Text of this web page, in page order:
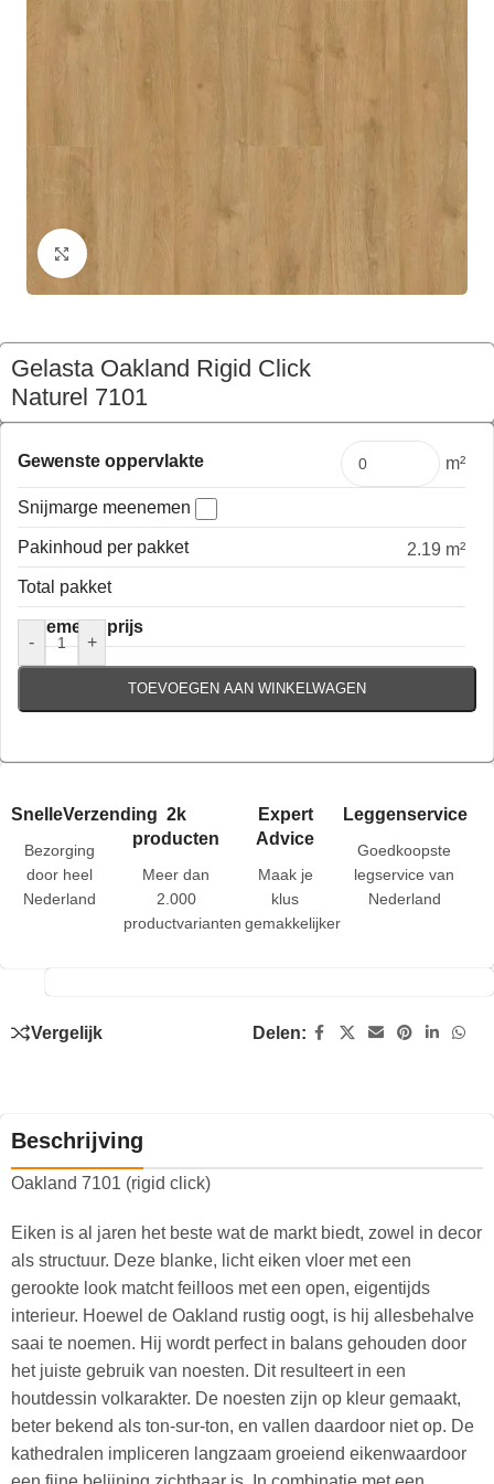
Klik om te vergroten
Gelasta Oakland Rigid Click
Naturel 7101
€112,59 Pakket
Gewenste oppervlakte m²
Snijmarge meenemen
Pakinhoud per pakket
2.19 m²
Total pakket
Algemene prijs
-
+
TOEVOEGEN AAN WINKELWAGEN
SnelleVerzending
Bezorging
door heel
Nederland
2k
producten
Meer dan
2.000
productvarianten
Expert
Advice
Maak je
klus
gemakkelijker
Leggenservice
Goedkoopste
legservice van
Nederland
Vergelijk Delen:
Beschrijving
Oakland 7101 (rigid click)
Eiken is al jaren het beste wat de markt biedt, zowel in decor
als structuur. Deze blanke, licht eiken vloer met een
gerookte look matcht feilloos met een open, eigentijds
interieur. Hoewel de Oakland rustig oogt, is hij allesbehalve
saai te noemen. Hij wordt perfect in balans gehouden door
het juiste gebruik van noesten. Dit resulteert in een
houtdessin volkarakter. De noesten zijn op kleur gemaakt,
beter bekend als ton-sur-ton, en vallen daardoor niet op. De
kathedralen impliceren langzaam groeiend eikenwaardoor